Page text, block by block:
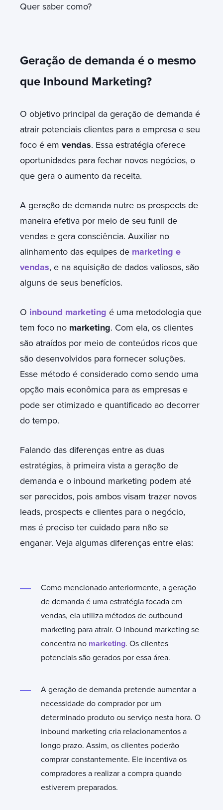
Quer saber como?
Geração de demanda é o mesmo
que Inbound Marketing?
O objetivo principal da geração de demanda é
atrair potenciais clientes para a empresa e seu
foco é em vendas. Essa estratégia oferece
oportunidades para fechar novos negócios, o
que gera o aumento da receita.
A geração de demanda nutre os prospects de
maneira efetiva por meio de seu funil de
vendas e gera consciência. Auxiliar no
alinhamento das equipes de marketing e
vendas, e na aquisição de dados valiosos, são
alguns de seus benefícios.
O inbound marketing é uma metodologia que
tem foco no marketing. Com ela, os clientes
são atraídos por meio de conteúdos ricos que
são desenvolvidos para fornecer soluções.
Esse método é considerado como sendo uma
opção mais econômica para as empresas e
pode ser otimizado e quantificado ao decorrer
do tempo.
Falando das diferenças entre as duas
estratégias, à primeira vista a geração de
demanda e o inbound marketing podem até
ser parecidos, pois ambos visam trazer novos
leads, prospects e clientes para o negócio,
mas é preciso ter cuidado para não se
enganar. Veja algumas diferenças entre elas:
Como mencionado anteriormente, a geração
de demanda é uma estratégia focada em
vendas, ela utiliza métodos de outbound
marketing para atrair. O inbound marketing se
concentra no marketing. Os clientes
potenciais são gerados por essa área.
A geração de demanda pretende aumentar a
necessidade do comprador por um
determinado produto ou serviço nesta hora. O
inbound marketing cria relacionamentos a
longo prazo. Assim, os clientes poderão
comprar constantemente. Ele incentiva os
compradores a realizar a compra quando
estiverem preparados.